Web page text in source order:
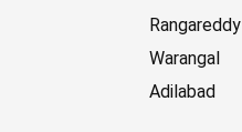
Rangareddy
Warangal
Adilabad